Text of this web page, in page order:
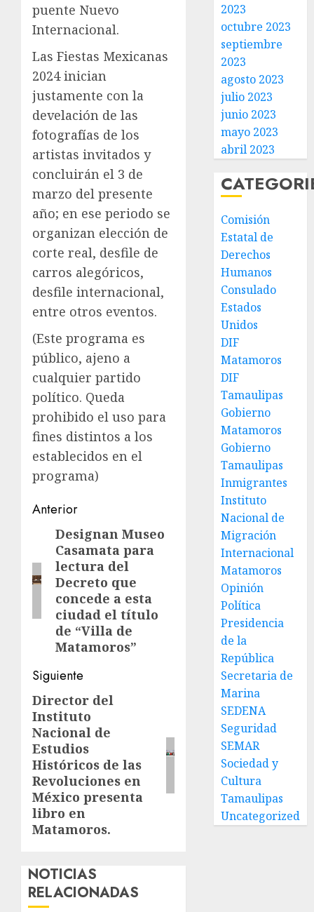
puente Nuevo
Internacional.
Las Fiestas Mexicanas
2024 inician
justamente con la
develación de las
fotografías de los
artistas invitados y
concluirán el 3 de
marzo del presente
año; en ese periodo se
organizan elección de
corte real, desfile de
carros alegóricos,
desfile internacional,
entre otros eventos.
(Este programa es
público, ajeno a
cualquier partido
político. Queda
prohibido el uso para
fines distintos a los
establecidos en el
programa)
Post
navigation
Anterior
Entrada
anterior:
Designan Museo
Casamata para
lectura del
Decreto que
concede a esta
ciudad el título
de “Villa de
Matamoros”
Siguiente
Siguiente
entrada:
Director del
Instituto
Nacional de
Estudios
Históricos de las
Revoluciones en
México presenta
libro en
Matamoros.
NOTICIAS
RELACIONADAS
2023
octubre 2023
septiembre
2023
agosto 2023
julio 2023
junio 2023
mayo 2023
abril 2023
Comisión
Estatal de
Derechos
Humanos
Consulado
Estados
Unidos
DIF
Matamoros
DIF
Tamaulipas
Gobierno
Matamoros
Gobierno
Tamaulipas
Inmigrantes
Instituto
Nacional de
Migración
Internacional
Matamoros
Opinión
Política
Presidencia
de la
República
Secretaria de
Marina
SEDENA
Seguridad
SEMAR
Sociedad y
Cultura
Tamaulipas
Uncategorized